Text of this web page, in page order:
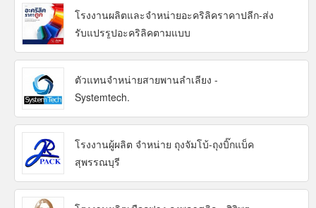
โรงงานผลิตและจำหน่ายอะคริลิคราคาปลีก-ส่ง
รับแปรรูปอะคริลิคตามแบบ
ตัวแทนจำหน่ายสายพานลำเลียง -
Systemtech.
โรงงานผู้ผลิต จำหน่าย ถุงจัมโบ้-ถุงบิ๊กแบ็ค
สุพรรณบุรี